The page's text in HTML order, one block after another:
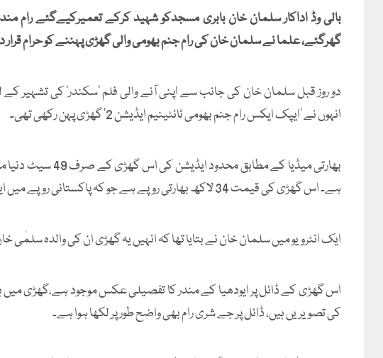
بالی وڈ اداکار سلمان خان بابری مسجدکو شہید کرکے تعمیرکیےگئے رام
گھرگئے، علما نے سلمان خان کی رام جنم بھومی والی گھڑی پہننے کو حرام
دو روز قبل سلمان خان کی جانب سے اپنی آنے والی فلم 'سکندر' کی تشہیر
انہوں نے 'ایپک ایکس رام جنم بھومی ٹائٹینیم ایڈیشن 2' گھڑی پہن رکھی تھی۔
بھارتی میڈیا کے
ہے۔ اس گھڑی کی قیمت 34 لاکھ بھارتی روپے ہے جو کہ پاکستانی روپے میں ایک کروڑ 10 لاکھ روپے سے زائد بنتے ہیں۔
ایک انٹرویو میں سلمان خان نے بتایا تھا کہ انہیں یہ گھڑی ان کی والدہ
اس گھڑی کے ڈائل پر ایودھیا کے مندر کا تفصیلی عکس موجود ہے،گھڑی میں
کی تصویریں ہیں، ڈائل پر جے شری رام بھی واضح طور پر لکھا ہوا ہے۔